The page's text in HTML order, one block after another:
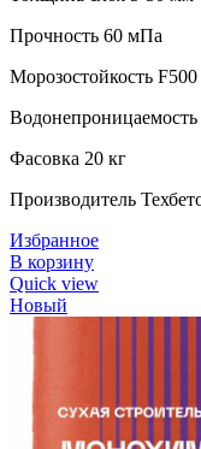
Прочность 60 мПа
Морозостойкость F500
Фасовка 20 кг
Производитель
Избранное
В корзину
Quick view
Новый